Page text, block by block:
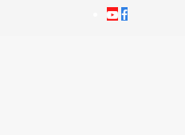
Youtube
Facebook